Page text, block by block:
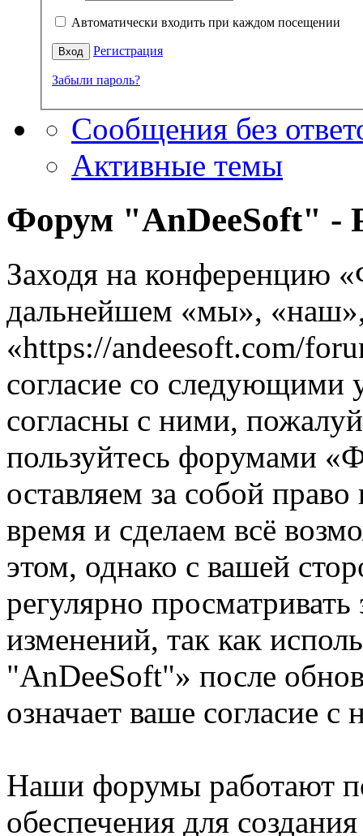
Автоматически входить при каждом посещении
Регистрация
Забыли пароль?
Сообщения без
Активные темы
Форум "AnDeeSoft" -
Заходя на конференцию
дальнейшем «мы»,
«https://andeesoft.com/
согласие со следующими
согласны с ними,
пользуйтесь форумами
оставляем за собой
время и сделаем всё
этом, однако с вашей
регулярно просматривать
изменений, так как
"AnDeeSoft"» после
означает ваше согласие с
Наши форумы работают
обеспечения для